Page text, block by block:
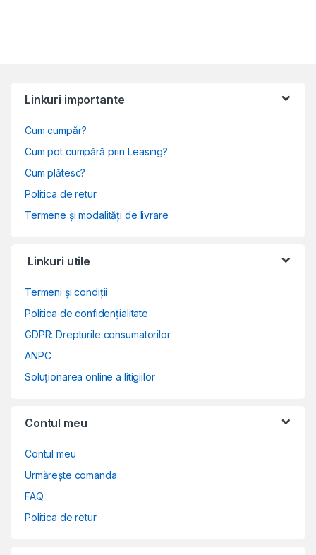
Linkuri importante
Cum cumpăr?
Cum pot cumpără prin Leasing?
Cum plătesc?
Politica de retur
Termene și modalități de livrare
Linkuri utile
Termeni și condiții
Politica de confidențialitate
GDPR: Drepturile consumatorilor
ANPC
Soluționarea online a litigiilor
Contul meu
Contul meu
Urmărește comanda
FAQ
Politica de retur